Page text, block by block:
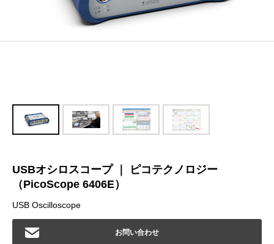
USBオシロスコープ ｜ ピコテクノロジー
（PicoScope 6406E）
USB Oscilloscope
お問い合わせ